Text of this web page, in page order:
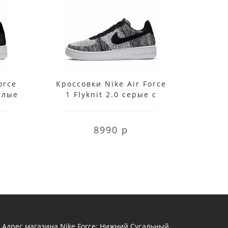
Кроссовки Nike Air Force
1 Flyknit 2.0 серые с
8990 р
Адрес магазина Nike Force: Нижний Сусальный